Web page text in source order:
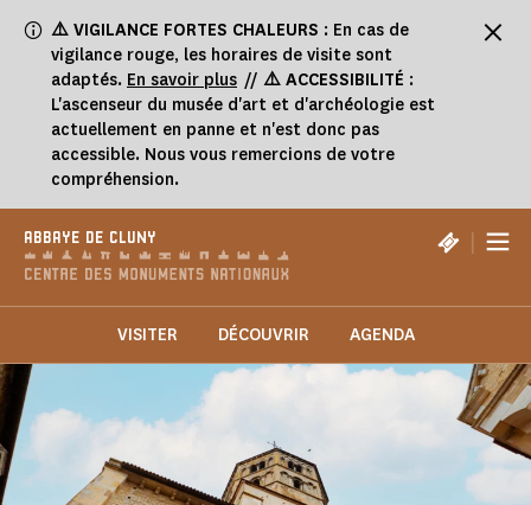
⚠️ VIGILANCE FORTES CHALEURS : En cas de
vigilance rouge, les horaires de visite sont
adaptés. En savoir plus // ⚠️ ACCESSIBILITÉ :
L'ascenseur du musée d'art et d'archéologie est
actuellement en panne et n'est donc pas
accessible. Nous vous remercions de votre
compréhension.
ABBAYE DE CLUNY |
VISITER DÉCOUVRIR AGENDA